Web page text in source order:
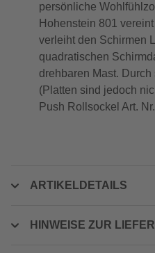
persönliche
Hohenstein 801
verleiht den Schirmen
quadratischen
drehbaren Mast.
(Platten sind jedoch
Push Rollsockel Art.
ARTIKELDETAILS
HINWEISE ZUR